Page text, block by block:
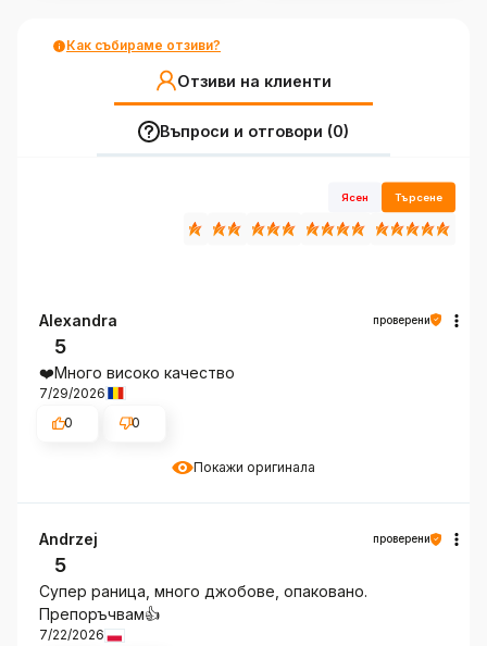
Как събираме отзиви?
Отзиви на клиенти
Въпроси и отговори (0)
Ясен Търсене
Покажи оригинала
Alexandra проверени
5
❤️Много високо качество
7/29/2026
0
0
Andrzej проверени
5
Супер раница, много джобове, опаковано.
Препоръчвам👍️
7/22/2026